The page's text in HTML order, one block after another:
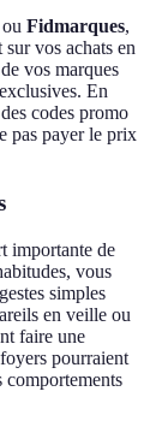
ou Fidmarques,
vos achats en
vos marques
En
codes promo
pas payer le prix
importante de
vous
simples
en veille ou
faire une
pourraient
comportements